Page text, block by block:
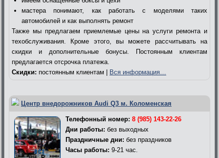
мастера понимают, как работать с моделями таких
автомобилей и как выполнять ремонт
Также мы предлагаем приемлемые цены на услуги ремонта и
техобслуживания. Кроме этого, вы можете рассчитывать на
скидки и дополнительные бонусы. Постоянным клиентам
предлагается отсрочка платежа.
Скидки: постоянным клиентам | Вся информация…
Центр внедорожников Audi Q3 м. Коломенская
Телефонный номер: 8 (985) 143-22-26
Дни работы: без выходных
Праздничные дни: без праздников
Часы работы: 9-21 час.